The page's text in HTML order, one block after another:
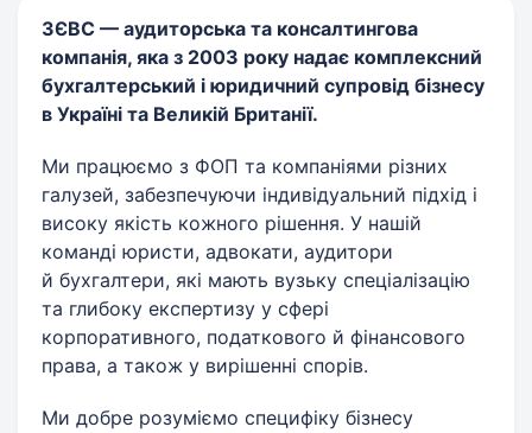
ЗЄВС — аудиторська та консалтингова
компанія, яка з 2003 року надає комплексний
бухгалтерський і юридичний супровід бізнесу
в Україні та Великій Британії.
Ми працюємо з ФОП та компаніями різних
галузей, забезпечуючи індивідуальний підхід і
високу якість кожного рішення. У нашій
команді юристи, адвокати, аудитори
й бухгалтери, які мають вузьку спеціалізацію
та глибоку експертизу у сфері
корпоративного, податкового й фінансового
права, а також у вирішенні спорів.
Ми добре розуміємо специфіку бізнесу